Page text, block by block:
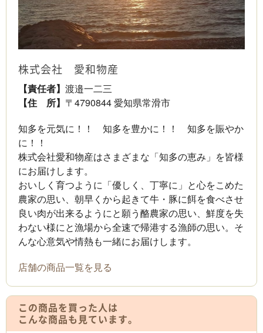
株式会社 愛和物産
【責任者】 渡邉一二三
【住 所】 〒4790844 愛知県常滑市
知多を元気に！！ 知多を豊かに！！ 知多を賑やか
に！！
株式会社愛和物産はさまざまな「知多の恵み」を皆様
にお届けします。
おいしく育つように「優しく、丁寧に」と心をこめた
農家の思い、朝早くから起きて牛・豚に餌を食べさせ
良い肉が出来るようにと願う酪農家の思い、鮮度を失
わない様にと漁場から全速で帰港する漁師の思い。そ
んな心意気や情熱も一緒にお届けします。
店舗の商品一覧を見る
この商品を買った人は
こんな商品も見ています。